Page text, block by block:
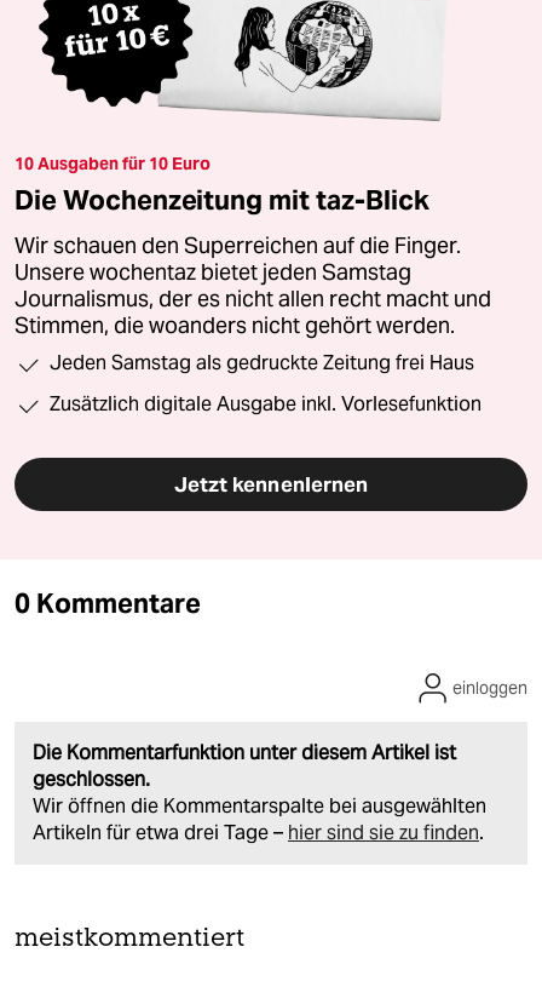
10 Ausgaben für 10 Euro
Die Wochenzeitung mit taz-Blick
Wir schauen den Superreichen auf die Finger.
Unsere wochentaz bietet jeden Samstag
Journalismus, der es nicht allen recht macht und
Stimmen, die woanders nicht gehört werden.
Jeden Samstag als gedruckte Zeitung frei Haus
Zusätzlich digitale Ausgabe inkl. Vorlesefunktion
Jetzt kennenlernen
0 Kommentare
Die Kommentarfunktion unter diesem Artikel ist
geschlossen.
Wir öffnen die Kommentarspalte bei ausgewählten
Artikeln für etwa drei Tage – hier sind sie zu finden.
einloggen
meistkommentiert